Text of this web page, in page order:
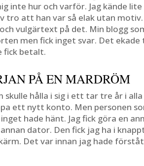
inte hur och varför. Jag kände
tro att han var så elak utan
vulgärtext på det. Min blogg
men fick inget svar. Det ekade
fick betalt.
PÅ EN MARDRÖM
skulle hålla i sig i ett tar tre år i
ett nytt konto. Men personen
hade hänt. Jag fick göra en
dator. Den fick jag ha i
Det var innan jag hade